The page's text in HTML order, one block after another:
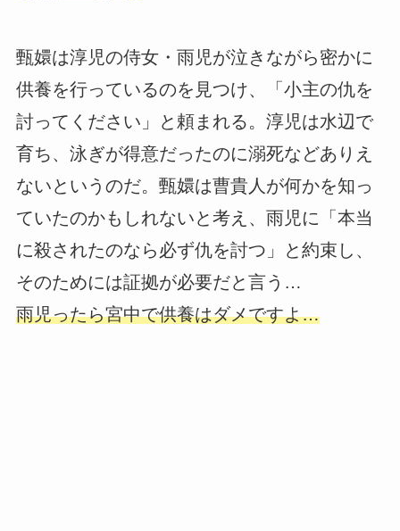
甄嬛は淳児の侍女・雨児が泣きながら密かに
供養を行っているのを見つけ、「小主の仇を
討ってください」と頼まれる。淳児は水辺で
育ち、泳ぎが得意だったのに溺死などありえ
ないというのだ。甄嬛は曹貴人が何かを知っ
ていたのかもしれないと考え、雨児に「本当
に殺されたのなら必ず仇を討つ」と約束し、
そのためには証拠が必要だと言う…
雨児ったら宮中で供養はダメですよ…